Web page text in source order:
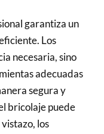
garantiza un
Los
necesaria, sino
adecuadas
segura y
bricolaje puede
los